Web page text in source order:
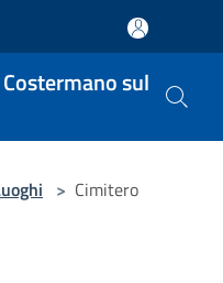
sul
> Cimitero